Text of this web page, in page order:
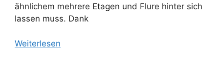
ähnlichem mehrere Etagen und Flure hinter sich
lassen muss. Dank
Weiterlesen